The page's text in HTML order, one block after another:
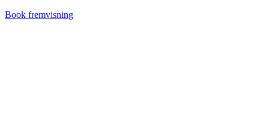
Book fremvisning